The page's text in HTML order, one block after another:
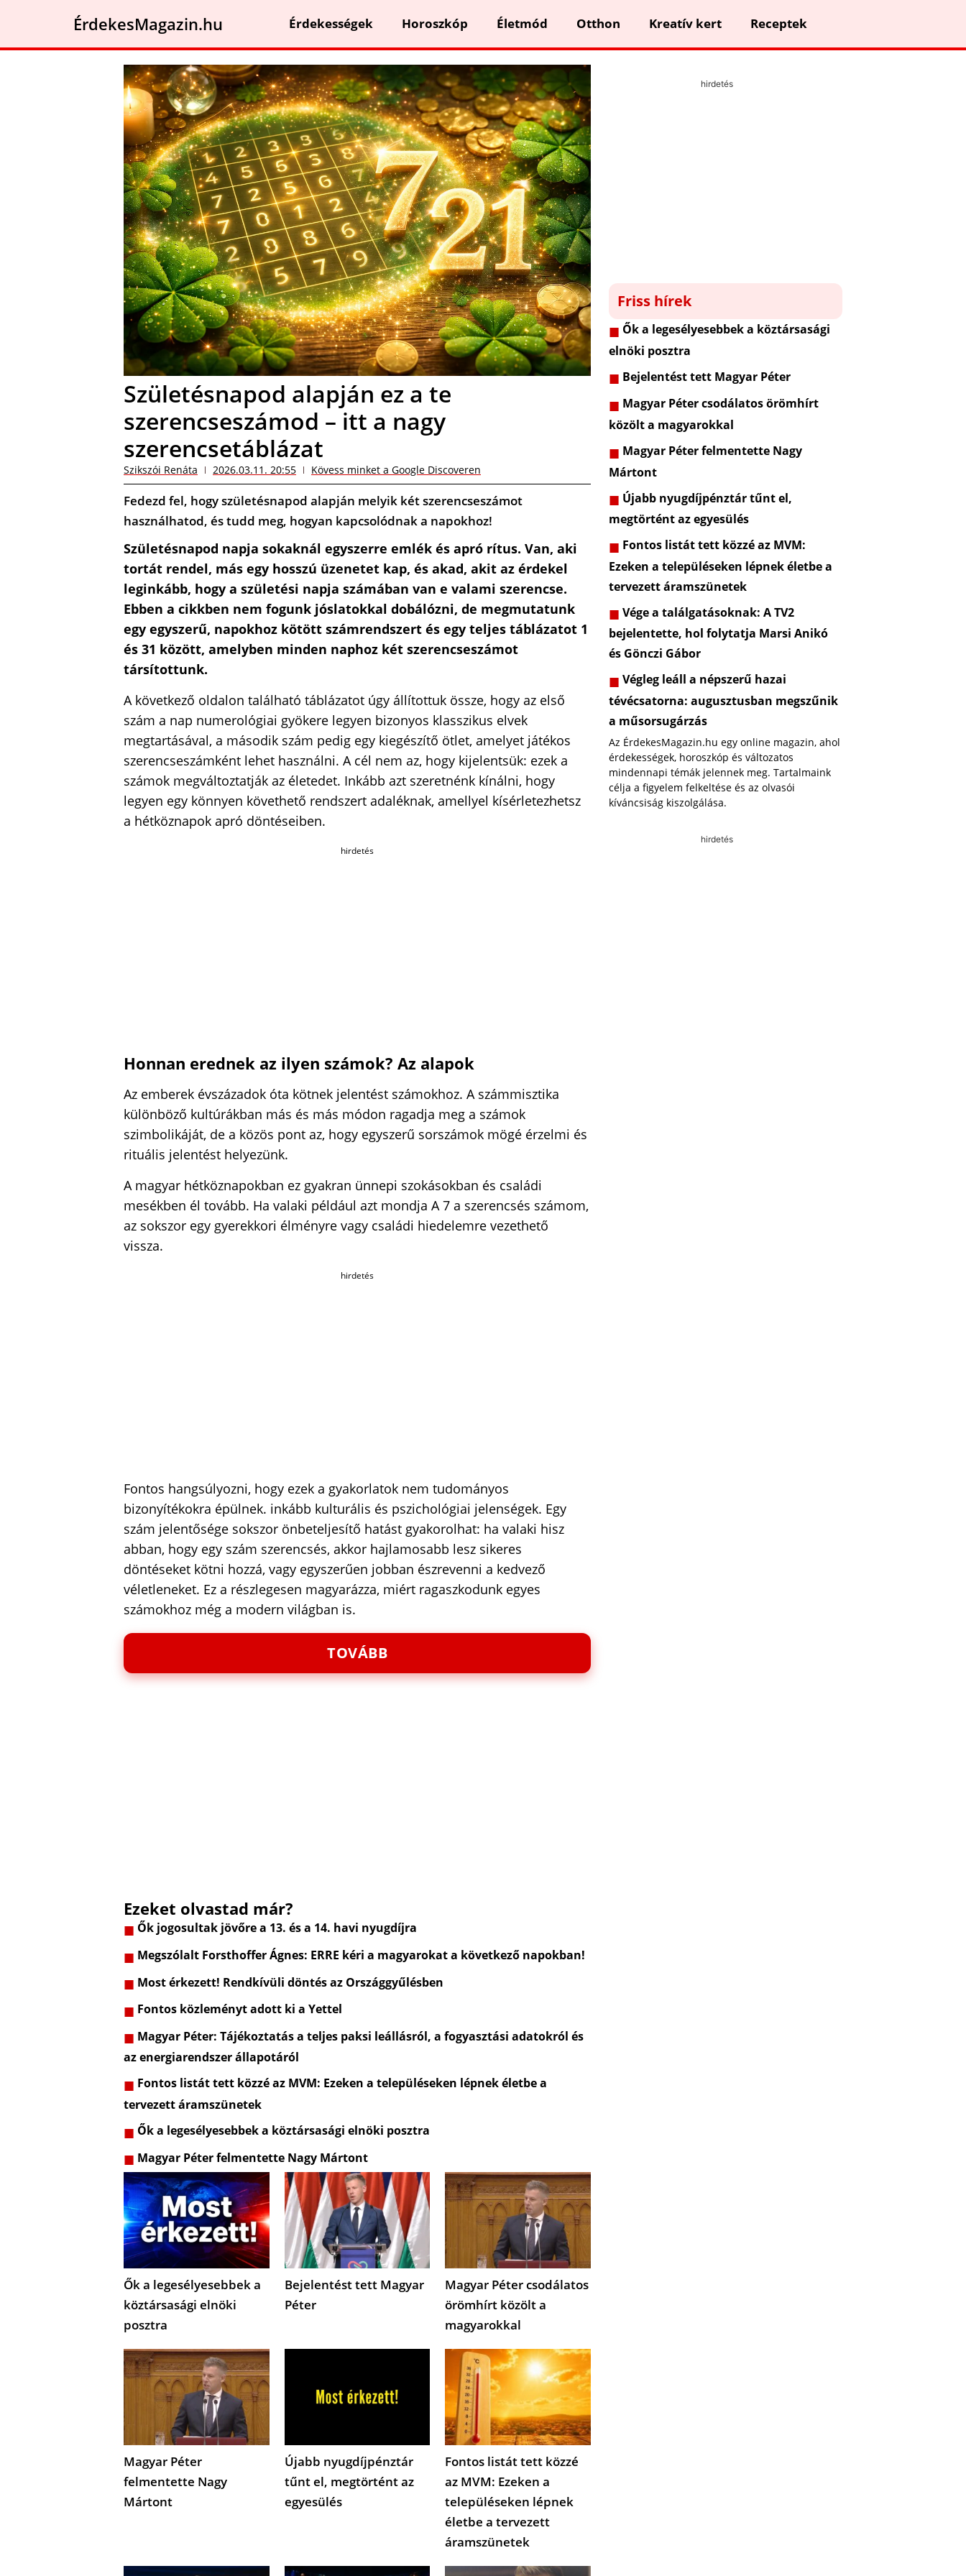
ÉrdekesMagazin.hu Érdekességek Horoszkóp Életmód Otthon Kreatív kert Receptek
Születésnapod alapján ez a te
szerencseszámod – itt a nagy
szerencsetáblázat
Szikszói Renáta 2026.03.11. 20:55 Kövess minket a Google Discoveren
Fedezd fel, hogy születésnapod alapján melyik két szerencseszámot
használhatod, és tudd meg, hogyan kapcsolódnak a napokhoz!
Születésnapod napja sokaknál egyszerre emlék és apró rítus. Van, aki
tortát rendel, más egy hosszú üzenetet kap, és akad, akit az érdekel
leginkább, hogy a születési napja számában van e valami szerencse.
Ebben a cikkben nem fogunk jóslatokkal dobálózni, de megmutatunk
egy egyszerű, napokhoz kötött számrendszert és egy teljes táblázatot 1
és 31 között, amelyben minden naphoz két szerencseszámot
társítottunk.
A következő oldalon található táblázatot úgy állítottuk össze, hogy az első
szám a nap numerológiai gyökere legyen bizonyos klasszikus elvek
megtartásával, a második szám pedig egy kiegészítő ötlet, amelyet játékos
szerencseszámként lehet használni. A cél nem az, hogy kijelentsük: ezek a
számok megváltoztatják az életedet. Inkább azt szeretnénk kínálni, hogy
legyen egy könnyen követhető rendszert adaléknak, amellyel kísérletezhetsz
a hétköznapok apró döntéseiben.
hirdetés
Honnan erednek az ilyen számok? Az alapok
Az emberek évszázadok óta kötnek jelentést számokhoz. A számmisztika
különböző kultúrákban más és más módon ragadja meg a számok
szimbolikáját, de a közös pont az, hogy egyszerű sorszámok mögé érzelmi és
rituális jelentést helyezünk.
A magyar hétköznapokban ez gyakran ünnepi szokásokban és családi
mesékben él tovább. Ha valaki például azt mondja A 7 a szerencsés számom,
az sokszor egy gyerekkori élményre vagy családi hiedelemre vezethető
vissza.
hirdetés
Fontos hangsúlyozni, hogy ezek a gyakorlatok nem tudományos
bizonyítékokra épülnek. inkább kulturális és pszichológiai jelenségek. Egy
szám jelentősége sokszor önbeteljesítő hatást gyakorolhat: ha valaki hisz
abban, hogy egy szám szerencsés, akkor hajlamosabb lesz sikeres
döntéseket kötni hozzá, vagy egyszerűen jobban észrevenni a kedvező
véletleneket. Ez a részlegesen magyarázza, miért ragaszkodunk egyes
számokhoz még a modern világban is.
TOVÁBB
Ezeket olvastad már?
Ők jogosultak jövőre a 13. és a 14. havi nyugdíjra
Megszólalt Forsthoffer Ágnes: ERRE kéri a magyarokat a következő napokban!
Most érkezett! Rendkívüli döntés az Országgyűlésben
Fontos közleményt adott ki a Yettel
Magyar Péter: Tájékoztatás a teljes paksi leállásról, a fogyasztási adatokról és
az energiarendszer állapotáról
Fontos listát tett közzé az MVM: Ezeken a településeken lépnek életbe a
tervezett áramszünetek
Ők a legesélyesebbek a köztársasági elnöki posztra
Magyar Péter felmentette Nagy Mártont
Ők a legesélyesebbek a
köztársasági elnöki
posztra
Bejelentést tett Magyar
Péter
Magyar Péter csodálatos
örömhírt közölt a
magyarokkal
Magyar Péter
felmentette Nagy
Mártont
Újabb nyugdíjpénztár
tűnt el, megtörtént az
egyesülés
Fontos listát tett közzé
az MVM: Ezeken a
településeken lépnek
életbe a tervezett
áramszünetek
hirdetés
Friss hírek
Ők a legesélyesebbek a köztársasági
elnöki posztra
Bejelentést tett Magyar Péter
Magyar Péter csodálatos örömhírt
közölt a magyarokkal
Magyar Péter felmentette Nagy
Mártont
Újabb nyugdíjpénztár tűnt el,
megtörtént az egyesülés
Fontos listát tett közzé az MVM:
Ezeken a településeken lépnek életbe a
tervezett áramszünetek
Vége a találgatásoknak: A TV2
bejelentette, hol folytatja Marsi Anikó
és Gönczi Gábor
Végleg leáll a népszerű hazai
tévécsatorna: augusztusban megszűnik
a műsorsugárzás
Az ÉrdekesMagazin.hu egy online magazin, ahol
érdekességek, horoszkóp és változatos
mindennapi témák jelennek meg. Tartalmaink
célja a figyelem felkeltése és az olvasói
kíváncsiság kiszolgálása.
hirdetés